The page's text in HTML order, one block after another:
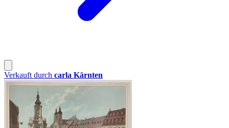
Verkauft durch carla Kärnten